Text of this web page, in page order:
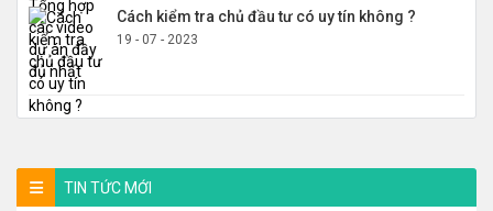
Cách kiểm tra chủ đầu tư có uy tín không ?
19 - 07 - 2023
TIN TỨC MỚI